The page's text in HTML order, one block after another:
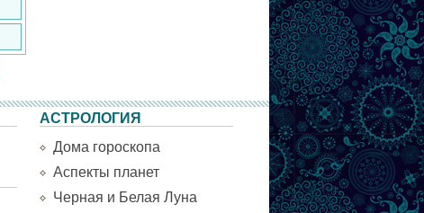
АСТРОЛОГИЯ
Дома гороскопа
Аспекты планет
Черная и Белая Луна